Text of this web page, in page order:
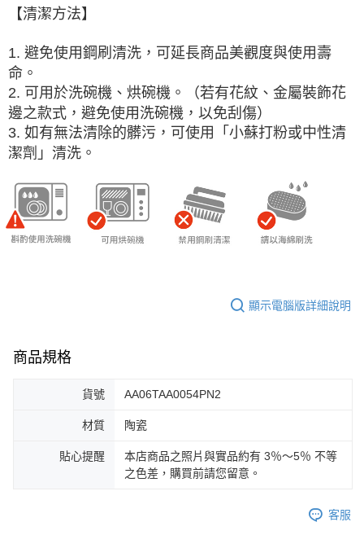
【清潔方法】
1. 避免使用鋼刷清洗，可延長商品美觀度與使用壽
命。
2. 可用於洗碗機、烘碗機。（若有花紋、金屬裝飾花
邊之款式，避免使用洗碗機，以免刮傷）
3. 如有無法清除的髒污，可使用「小蘇打粉或中性清
潔劑」清洗。
顯示電腦版詳細說明
商品規格
貨號 AA06TAA0054PN2
材質 陶瓷
貼心提醒
本店商品之照片與實品約有 3％～5％ 不等
之色差，購買前請您留意。
客服